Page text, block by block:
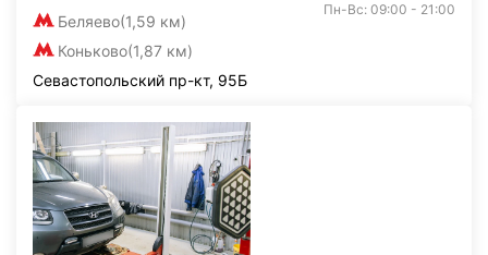
Беляево(1,59 км)
Коньково(1,87 км)
Пн-Вс: 09:00 - 21:00
Севастопольский пр-кт, 95Б